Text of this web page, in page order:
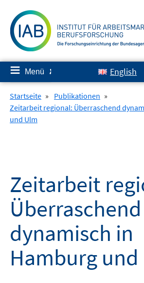
zum
Inhalt
≡ Menü ✘ English
Startseite » Publikationen »
Zeitarbeit regional: Überraschend
und Ulm
Zeitarbeit
Überraschend
dynamisch in
Hamburg und